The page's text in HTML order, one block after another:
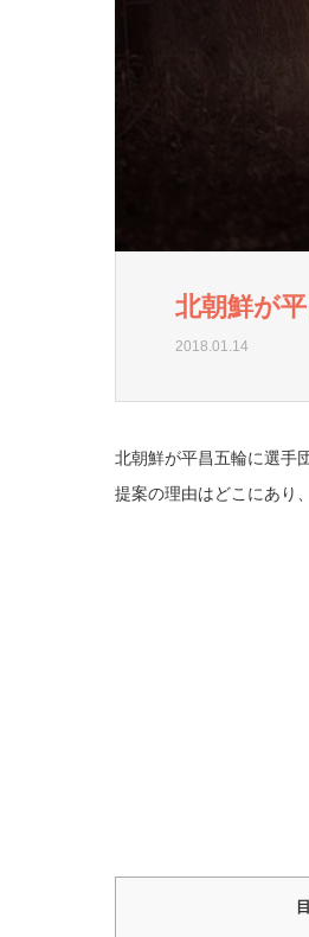
北朝鮮が
2018.01.14
北朝鮮が平昌五輪に選手
提案の理由はどこにあり